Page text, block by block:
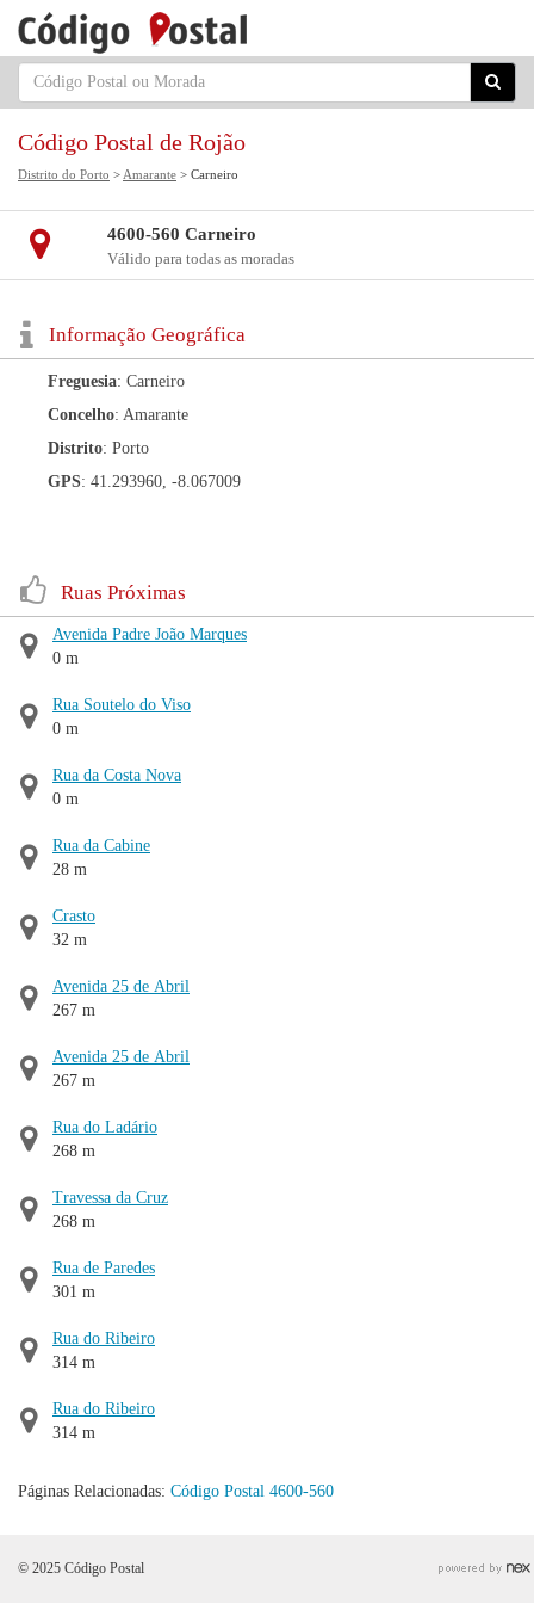
Código Postal de Rojão
Distrito do Porto > Amarante > Carneiro
4600-560 Carneiro
Válido para todas as moradas
Informação Geográfica
Freguesia: Carneiro
Concelho: Amarante
Distrito: Porto
GPS: 41.293960, -8.067009
Ruas Próximas
Avenida Padre João Marques
0 m
Rua Soutelo do Viso
0 m
Rua da Costa Nova
0 m
Rua da Cabine
28 m
Crasto
32 m
Avenida 25 de Abril
267 m
Avenida 25 de Abril
267 m
Rua do Ladário
268 m
Travessa da Cruz
268 m
Rua de Paredes
301 m
Rua do Ribeiro
314 m
Rua do Ribeiro
314 m
Páginas Relacionadas: Código Postal 4600-560
© 2025 Código Postal